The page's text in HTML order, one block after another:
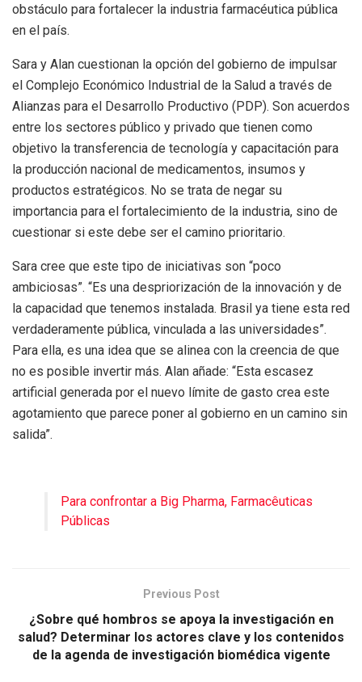
obstáculo para fortalecer la industria farmacéutica pública
en el país.
Sara y Alan cuestionan la opción del gobierno de impulsar
el Complejo Económico Industrial de la Salud a través de
Alianzas para el Desarrollo Productivo (PDP). Son acuerdos
entre los sectores público y privado que tienen como
objetivo la transferencia de tecnología y capacitación para
la producción nacional de medicamentos, insumos y
productos estratégicos. No se trata de negar su
importancia para el fortalecimiento de la industria, sino de
cuestionar si este debe ser el camino prioritario.
Sara cree que este tipo de iniciativas son “poco
ambiciosas”. “Es una despriorización de la innovación y de
la capacidad que tenemos instalada. Brasil ya tiene esta red
verdaderamente pública, vinculada a las universidades”.
Para ella, es una idea que se alinea con la creencia de que
no es posible invertir más. Alan añade: “Esta escasez
artificial generada por el nuevo límite de gasto crea este
agotamiento que parece poner al gobierno en un camino sin
salida”.
Para confrontar a Big Pharma, Farmacêuticas
Públicas
Previous Post
¿Sobre qué hombros se apoya la investigación en
salud? Determinar los actores clave y los contenidos
de la agenda de investigación biomédica vigente